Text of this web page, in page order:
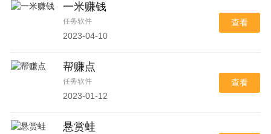
一米赚钱
任务软件
2023-04-10
查看
帮赚点
任务软件
2023-01-12
查看
悬赏蛙